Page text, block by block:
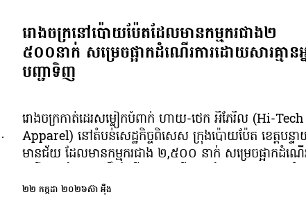
រោងចក្រនៅប៉ោយប៉ែតដែលមានកម្មករជាង២
៥០០នាក់ សម្រេចផ្អាកដំណើរការដោយសារគ្មាន
បញ្ជាទិញ
រោងចក្រកាត់ដេរសម្លៀកបំពាក់ ហាយ-ថេក អឹភែរឹល (Hi-Tech
Apparel) នៅតំបន់សេដ្ឋកិច្ចពិសេស ក្រុងប៉ោយប៉ែត ខេត្តបន្ទ
មានជ័យ ដែលមានកម្មករជាង ២,៥០០ នាក់ សម្រេចផ្អាកដំណើ
ទប់ទល់នឹងការចំណាយថ្លៃផលិតកម្ម និងការគ្មានការបញ្ជាទិញដូច
២២ កក្កដា ២០២៦ស៊ា អុឺង